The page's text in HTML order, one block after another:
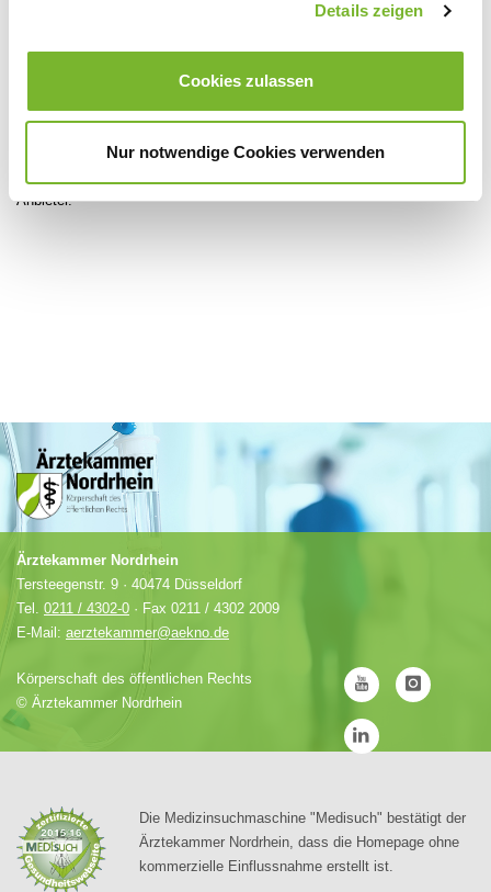
Details zeigen
Cookies zulassen
Nur notwendige Cookies verwenden
Anbieter.
Ärztekammer Nordrhein
Tersteegenstr. 9 · 40474 Düsseldorf
Tel. 0211 / 4302-0 · Fax 0211 / 4302 2009
E-Mail: aerztekammer@aekno.de
Körperschaft des öffentlichen Rechts
© Ärztekammer Nordrhein
Die Medizinsuchmaschine "Medisuch" bestätigt der
Ärztekammer Nordrhein, dass die Homepage ohne
kommerzielle Einflussnahme erstellt ist.